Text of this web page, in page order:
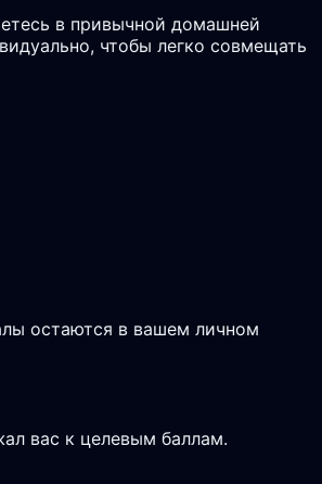
в привычной домашней
чтобы легко совмещать
остаются в вашем личном
вас к целевым баллам.